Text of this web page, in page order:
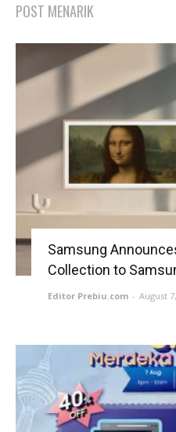
POST MENARIK
Samsung
Collection to
Editor Prebiu.com - August